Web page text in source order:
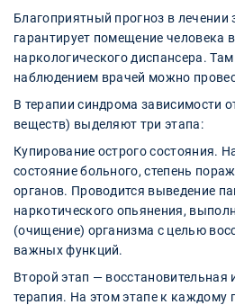
Благоприятный прогноз в
гарантирует помещение человека
наркологического диспансера.
наблюдением врачей можно
В терапии синдрома зависимости
веществ) выделяют три этапа:
Купирование острого состояния.
состояние больного, степень
органов. Проводится выведение
наркотического опьянения,
(очищение) организма с целью
важных функций.
Второй этап — восстановительная
терапия. На этом этапе к каждому